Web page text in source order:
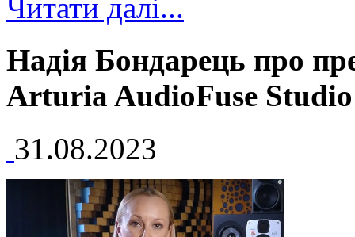
Читати далі...
Надія Бондарець про
Arturia AudioFuse Studio
31.08.2023